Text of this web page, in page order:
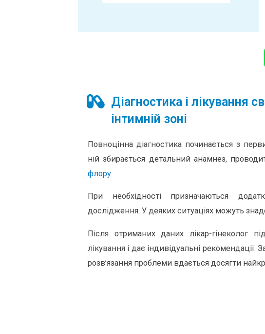
Діагностика і лікування
інтимній зоні
Повноцінна діагностика починається з
ній збирається детальний анамнез,
флору.
При необхідності призначаються
дослідження. У деяких ситуаціях можуть
Після отриманих даних лікар-гінеколог
лікування і дає індивідуальні
розв’язання проблеми вдається досягти